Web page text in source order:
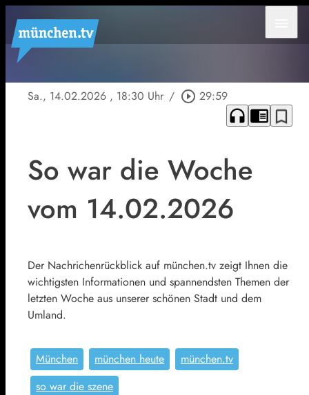
Sa., 14.02.2026 , 18:30 Uhr / play_circle_outline 29:59
headphones chrome_reader_mode bookmark_border
So war die Woche
vom 14.02.2026
Der Nachrichenrückblick auf münchen.tv zeigt Ihnen die
wichtigsten Informationen und spannendsten Themen der
letzten Woche aus unserer schönen Stadt und dem
Umland.
München münchen heute
münchen.tv
so war die szene